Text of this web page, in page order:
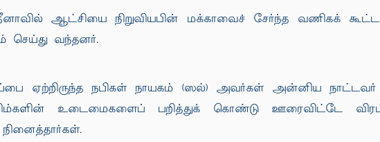
ஆட்சியை நிறுவியபின் மக்காவைச் சேர்ந்த வணிகக்
செய்து வந்தனர்.
ஏற்றிருந்த நபிகள் நாயகம் (ஸல்) அவர்கள் அன்னிய நாட்டவர்
உடைமைகளைப் பறித்துக் கொண்டு ஊரைவிட்டே